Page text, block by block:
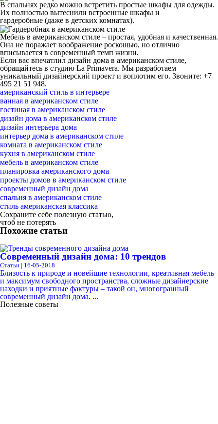
В спальнях редко можно встретить простые шкафы для одежды.
Их полностью вытеснили встроенные шкафы и
гардеробные (даже в детских комнатах).
Мебель в американском стиле – простая, удобная и качественная.
Она не поражает воображение роскошью, но отлично
вписывается в современный темп жизни.
Если вас впечатлил дизайн дома в американском стиле,
обращайтесь в студию La Primavera. Мы разработаем
уникальный дизайнерский проект и воплотим его. Звоните: +7
495 21 51 948.
американский стиль в интерьере
ванная в американском стиле
гостиная в американском стиле
дизайн дома в американском стиле
дизайн интерьера дома
интерьер дома в американском стиле
комната в американском стиле
кухня в американском стиле
мебель в американском стиле
планировка американского дома
проекты домов в американском стиле
современный дизайн дома
спальня в американском стиле
стиль американская классика
Сохраните себе полезную статью,
чтоб не потерять
Похожие статьи
Современный дизайн дома: 10 трендов
Статьи | 16-05-2018
Близость к природе и новейшие технологии, креативная мебель
и максимум свободного пространства, сложные дизайнерские
находки и приятные фактуры – такой он, многогранный
современный дизайн дома. ...
Полезные советы